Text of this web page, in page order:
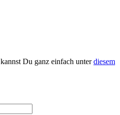
Du ganz einfach unterdiesem